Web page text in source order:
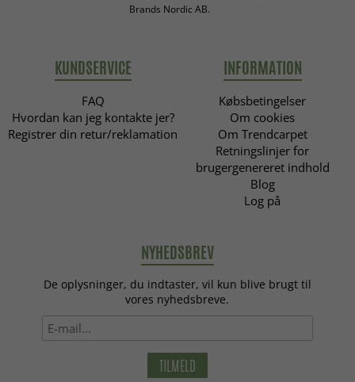
Brands Nordic AB.
KUNDSERVICE
FAQ
Hvordan kan jeg kontakte jer?
Registrer din retur/reklamation
INFORMATION
Købsbetingelser
Om cookies
Om Trendcarpet
Retningslinjer for
brugergenereret indhold
Blog
Log på
NYHEDSBREV
De oplysninger, du indtaster, vil kun blive brugt til
vores nyhedsbreve.
TILMELD